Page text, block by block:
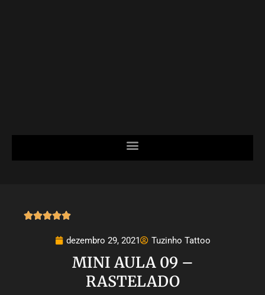

dezembro 29, 2021 Tuzinho Tattoo
MINI AULA 09 –
RASTELADO